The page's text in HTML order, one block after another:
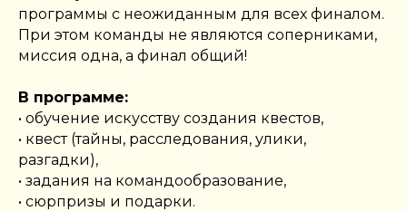
программы с неожиданным для всех финалом.
При этом команды не являются соперниками,
миссия одна, а финал общий!
В программе:
• обучение искусству создания квестов,
• квест (тайны, расследования, улики,
разгадки),
• задания на командообразование,
• сюрпризы и подарки.